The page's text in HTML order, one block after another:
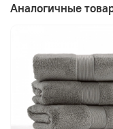
Аналогичные